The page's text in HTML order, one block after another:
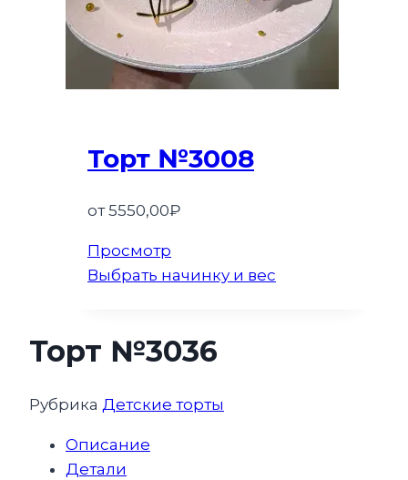
Торт №3008
от5550,00₽
Просмотр
Выбрать начинку и вес
Торт №3036
Рубрика Детские торты
Описание
Детали